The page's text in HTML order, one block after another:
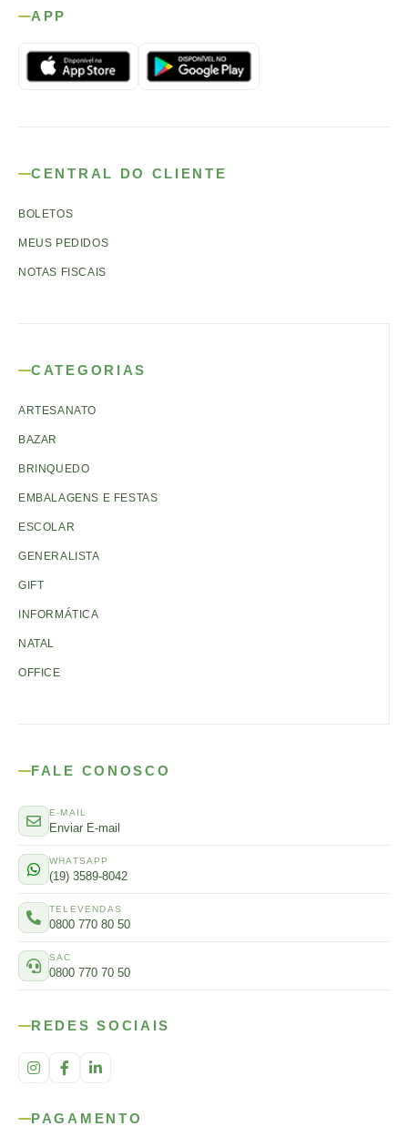
APP
CENTRAL DO CLIENTE
BOLETOS
MEUS PEDIDOS
NOTAS FISCAIS
CATEGORIAS
ARTESANATO
BAZAR
BRINQUEDO
EMBALAGENS E FESTAS
ESCOLAR
GENERALISTA
GIFT
INFORMÁTICA
NATAL
OFFICE
FALE CONOSCO
E-MAIL
Enviar E-mail
WHATSAPP
(19) 3589-8042
TELEVENDAS
0800 770 80 50
SAC
0800 770 70 50
REDES SOCIAIS
PAGAMENTO